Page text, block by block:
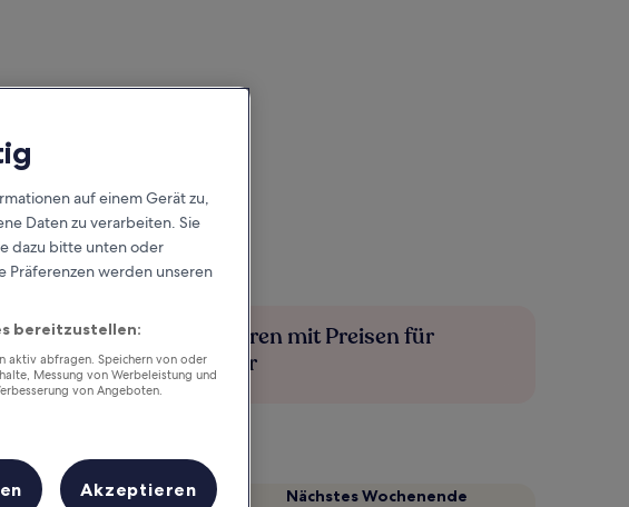
Mehr sparen mit Preisen für
Mitglieder
Wochenende
Nächstes Wochenende
auf einem Gerät zu,
Daten zu verarbeiten. Sie
dazu bitte unten oder
Präferenzen werden unseren
bereitzustellen:
aktiv abfragen. Speichern von oder
Messung von Werbeleistung und
von Angeboten.
Akzeptieren